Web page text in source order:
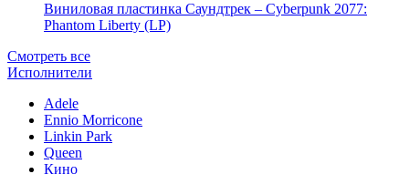
Виниловая пластинка Саундтрек – Cyberpunk 2077:
Phantom Liberty (LP)
Смотреть все
Исполнители
Adele
Ennio Morricone
Linkin Park
Queen
Кино